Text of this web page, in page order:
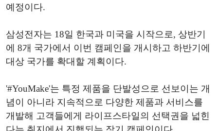
예정이다.
삼성전자는 18일 한국과 미국을 시작으로, 상반기
에 8개 국가에서 이번 캠페인을 개시하고 하반기에
대상 국가를 확대할 계획이다.
'#YouMake'는 특정 제품을 단발성으로 선보이는 개
념이 아니라 지속적으로 다양한 제품과 서비스를
개발해 고객들에게 라이프스타일의 선택권을 넓힌